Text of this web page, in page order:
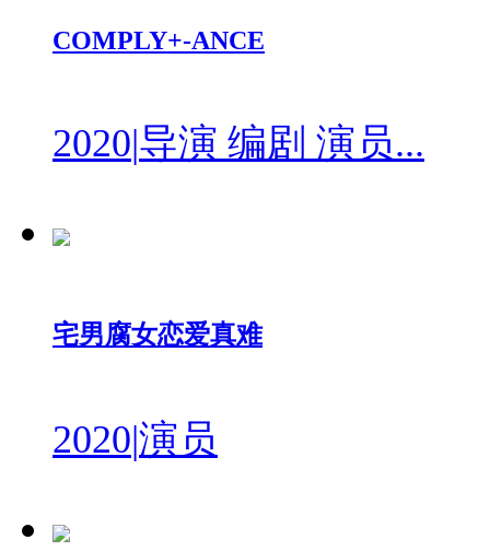
COMPLY+-ANCE
2020|导演 编剧 演员...
宅男腐女恋爱真难
2020|演员